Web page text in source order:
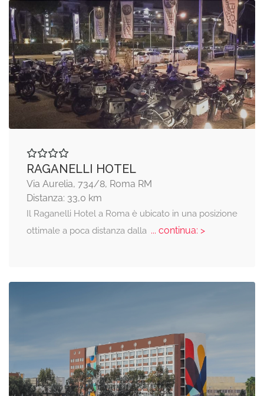
RAGANELLI HOTEL
Via Aurelia, 734/8, Roma RM
Distanza: 33,0 km
Il Raganelli Hotel a Roma è ubicato in una posizione
ottimale a poca distanza dalla... continua: >